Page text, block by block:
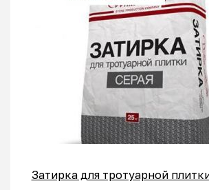
Затирка для тротуарной